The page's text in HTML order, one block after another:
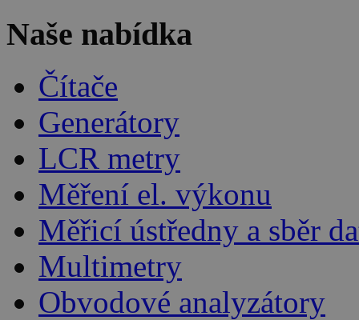
Naše nabídka
Čítače
Generátory
LCR metry
Měření el. výkonu
Měřicí ústředny a sběr
Multimetry
Obvodové analyzátory